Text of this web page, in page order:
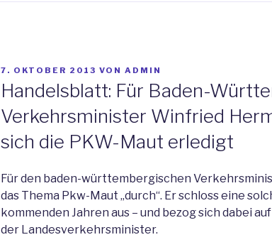
VERÖFFENTLICHT
AM
7. OKTOBER 2013 VON ADMIN
Handelsblatt: Für Baden-
Verkehrsminister Winfried
sich die PKW-Maut erledigt
Für den baden-württembergischen
das Thema Pkw-Maut „durch“. Er schloss eine
kommenden Jahren aus – und bezog sich dabei
der Landesverkehrsminister.